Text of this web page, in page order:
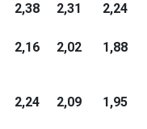
2,38 2,31
2,24
2,16 2,02 1,88
2,24 2,09 1,95